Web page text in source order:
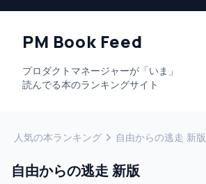
PM Book Feed
プロダクトマネージャーが「いま」
読んでる本のランキングサイト
人気の本ランキング 自由からの逃走 新版
自由からの逃走 新版